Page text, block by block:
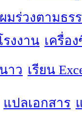
มร่วงตามธร
งงาน เครื่อ
าว เรียน
แปลเอกสาร